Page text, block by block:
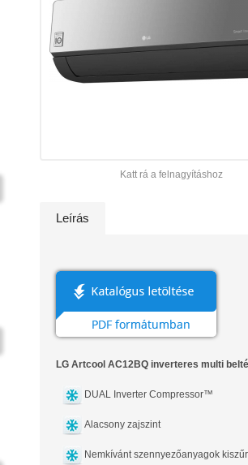
Katt rá a felnagyításhoz
Leírás
LG Artcool AC12BQ inverteres multi
DUAL Inverter Compressor™
Alacsony zajszint
Nemkívánt szennyezőanyagok